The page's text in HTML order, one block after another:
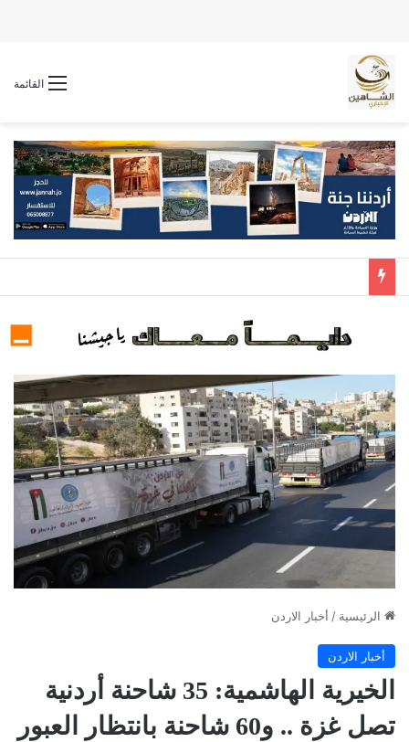
القائمة
الرئيسية / أخبار الاردن
أخبار الاردن
الخيرية الهاشمية: 35 شاحنة أردنية
تصل غزة .. و60 شاحنة بانتظار العبور